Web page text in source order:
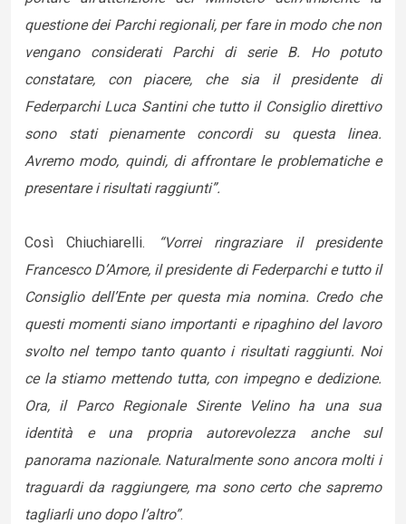
questione dei Parchi regionali, per fare in modo che non
vengano considerati Parchi di serie B. Ho potuto
constatare, con piacere, che sia il presidente di
Federparchi Luca Santini che tutto il Consiglio direttivo
sono stati pienamente concordi su questa linea.
Avremo modo, quindi, di affrontare le problematiche e
presentare i risultati raggiunti”.
Così Chiuchiarelli. “Vorrei ringraziare il presidente
Francesco D’Amore, il presidente di Federparchi e tutto il
Consiglio dell’Ente per questa mia nomina. Credo che
questi momenti siano importanti e ripaghino del lavoro
svolto nel tempo tanto quanto i risultati raggiunti. Noi
ce la stiamo mettendo tutta, con impegno e dedizione.
Ora, il Parco Regionale Sirente Velino ha una sua
identità e una propria autorevolezza anche sul
panorama nazionale. Naturalmente sono ancora molti i
traguardi da raggiungere, ma sono certo che sapremo
tagliarli uno dopo l’altro”.